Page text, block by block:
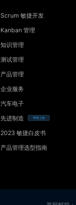
Scrum 敏捷开发
Kanban 管理
知识管理
测试管理
产品管理
企业服务
汽车电子
先进制造
即将上线
2023 敏捷白皮书
产品管理选型指南